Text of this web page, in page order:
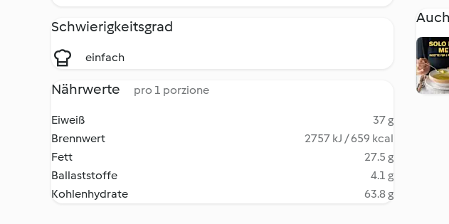
Schwierigkeitsgrad
einfach
Nährwerte pro 1 porzione
Eiweiß
37 g
Brennwert
2757 kJ / 659 kcal
Fett
27.5 g
Ballaststoffe
4.1 g
Kohlenhydrate
63.8 g